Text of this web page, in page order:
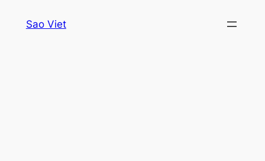
Sao Viet